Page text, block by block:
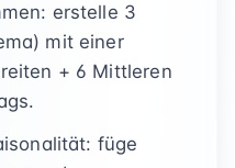
erstelle 3
mit einer
+ 6 Mittleren
füge